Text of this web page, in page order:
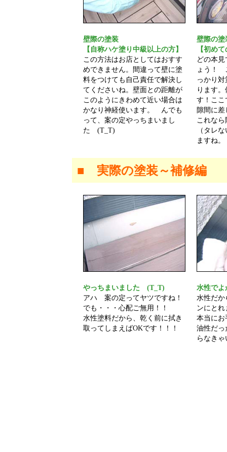
壁際の塗装
【自称ハケ塗り中級以上の方】
この方法はお店としてはおすす
めできません。間違って壁に塗
料をつけても自己責任で解決し
てくださいね。壁面との距離が
このようにきわめて近い場合は
かなり神経使います。 んでも
って、案の定やっちまいまし
た (T_T)
壁際の塗
【初め
どの本
ょう！
っかり
ります
す！ここ
隙間に
これな
（タレ
ますね。
■ 実際の塗装～補修編
やっちまいました (T_T)
アハ 案の定ってヤツですね！
でも・・・心配ご無用！！
水性塗料だから、乾く前に拭き
取ってしまえばOKです！！！
水性で
水性だか
ンにとれ
本当にお
油性だっ
らなき